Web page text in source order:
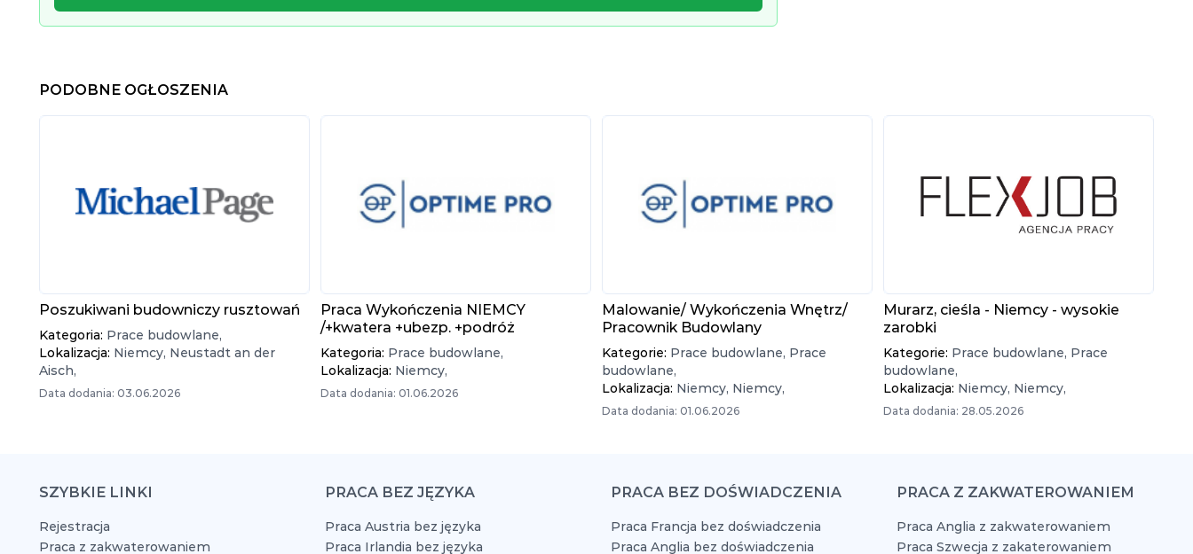
PODOBNE OGŁOSZENIA
Poszukiwani budowniczy rusztowań
Kategoria: Prace budowlane,
Lokalizacja: Niemcy, Neustadt an der
Aisch,
Data dodania: 03.06.2026
Praca Wykończenia NIEMCY
/+kwatera +ubezp. +podróż
Kategoria: Prace budowlane,
Lokalizacja: Niemcy,
Data dodania: 01.06.2026
Malowanie/ Wykończenia Wnętrz/
Pracownik Budowlany
Kategorie: Prace budowlane, Prace
budowlane,
Lokalizacja: Niemcy, Niemcy,
Data dodania: 01.06.2026
Murarz, cieśla - Niemcy - wysokie
zarobki
Kategorie: Prace budowlane, Prace
budowlane,
Lokalizacja: Niemcy, Niemcy,
Data dodania: 28.05.2026
SZYBKIE LINKI
Rejestracja
Praca z zakwaterowaniem
PRACA BEZ JĘZYKA
Praca Austria bez języka
Praca Irlandia bez języka
PRACA BEZ DOŚWIADCZENIA
Praca Francja bez doświadczenia
Praca Anglia bez doświadczenia
PRACA Z ZAKWATEROWANIEM
Praca Anglia z zakwaterowaniem
Praca Szwecja z zakaterowaniem